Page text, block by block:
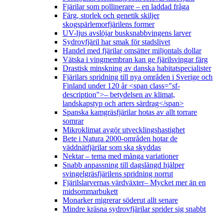
Fjärilar som pollinerare – en laddad fråga
Färg, storlek och genetik skiljer
skogspärlemorfjärilens former
UV-ljus avslöjar busksnabbvingens larver
Sydrovfjäril har smak för stadslivet
Handel med fjärilar omsätter miljontals dollar
Vätska i vingmembran kan ge fjärilsvingar färg
Drastisk minskning av danska habitatspecialister
Fjärilars spridning till nya områden i Sverige och
Finland under 120 år <span class="sf-
description">– betydelsen av klimat,
landskapstyp och arters särdrag</span>
Spanska kamgräsfjärilar hotas av allt torrare
somrar
Mikroklimat avgör utvecklingshastighet
Bete i Natura 2000-områden hotar de
väddnätfjärilar som ska skyddas
Nektar – tema med många variationer
Snabb anpassning till dagslängd hjälper
svingelgräsfjärilens spridning norrut
Fjärilslarvernas värdväxter– Mycket mer än en
midsommarbukett
Monarker migrerar söderut allt senare
Mindre kräsna sydrovfjärilar sprider sig snabbt